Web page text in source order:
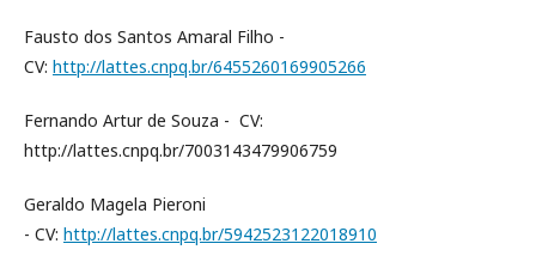
Fausto dos Santos Amaral Filho -
CV: http://lattes.cnpq.br/6455260169905266
Fernando Artur de Souza - CV:
http://lattes.cnpq.br/7003143479906759
Geraldo Magela Pieroni
- CV: http://lattes.cnpq.br/5942523122018910